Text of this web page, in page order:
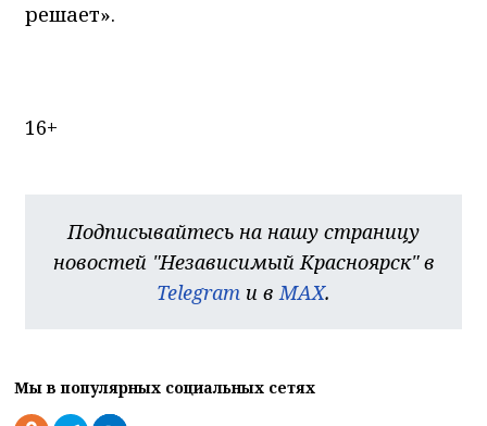
решает».
16+
Подписывайтесь на нашу страницу
новостей "Независимый Красноярск" в
Telegram и вMAX.
Мы в популярных социальных сетях